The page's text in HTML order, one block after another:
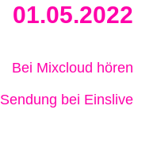
01.05.2022
Bei Mixcloud hören
Sendung bei Einslive